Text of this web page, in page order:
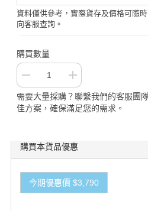
資料僅供參考，實際貨存及價格可隨
向客服查詢。
購買數量
需要大量採購？聯繫我們的客服團
佳方案，確保滿足您的需求。
購買本貨品優惠
今期優惠價 $3,790